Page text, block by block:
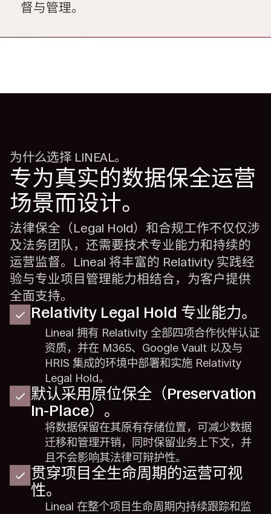
督与管理。
为什么选择 LINEAL。
专为真实的数据保全运营
场景而设计。
法律保全（Legal Hold）和合规工作不仅仅涉
及法务团队，还需要技术专业能力和持续的
运营监督。Lineal 将丰富的 Relativity 实践经
验与专业项目管理能力相结合，为客户提供
全面支持。
Relativity Legal Hold 专业能力。
Lineal 拥有 Relativity 全部四项合作伙伴认证
资质，并在 M365、Google Vault 以及与
HRIS 集成的环境中部署和实施 Relativity
Legal Hold。
默认采用原位保全（Preservation
In-Place）。
将数据保留在其原有存储位置，可减少数据
迁移和管理开销，同时保留业务上下文，并
且不会影响其法律可辩护性。
贯穿项目全生命周期的运营可视
性。
Lineal 在整个项目生命周期内持续跟踪和监